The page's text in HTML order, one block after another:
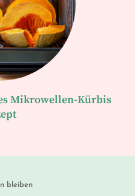
Mikrowellen-Kürbis
bleiben